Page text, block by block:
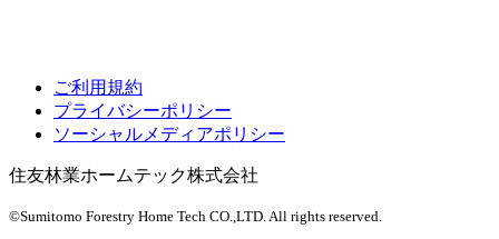
ご利用規約
プライバシーポリシー
ソーシャルメディアポリシー
住友林業ホームテック株式会社
©Sumitomo Forestry Home Tech CO.,LTD.All rights reserved.